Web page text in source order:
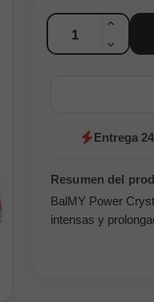
Cantidad
Entrega
BalMY Power
intensas y